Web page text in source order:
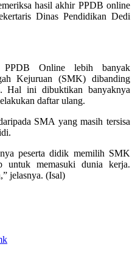
hasil akhir PPDB online
Dinas Pendidikan Dedi
Online lebih banyak
Kejuruan (SMK) dibanding
Hal ini dibuktikan banyaknya
daftar ulang.
SMA yang masih tersisa
peserta didik memilih SMK
untuk memasuki dunia kerja.
jelasnya. (Isal)